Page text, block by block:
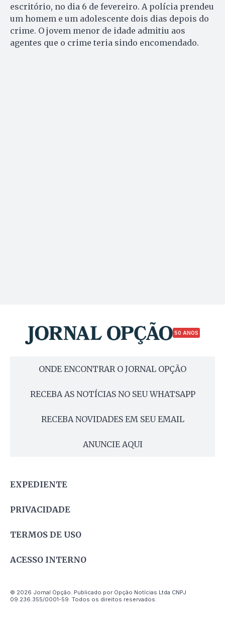
escritório, no dia 6 de fevereiro. A polícia prendeu
um homem e um adolescente dois dias depois do
crime. O jovem menor de idade admitiu aos
agentes que o crime teria sindo encomendado.
50 ANOS
ONDE ENCONTRAR O JORNAL OPÇÃO
RECEBA AS NOTÍCIAS NO SEU WHATSAPP
RECEBA NOVIDADES EM SEU EMAIL
ANUNCIE AQUI
EXPEDIENTE
PRIVACIDADE
TERMOS DE USO
ACESSO INTERNO
© 2026 Jornal Opção. Publicado por Opção Notícias Ltda CNPJ
09.236.355/0001-59. Todos os direitos reservados.